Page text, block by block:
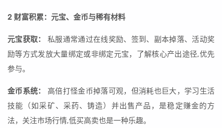
2 财富积累：元宝、金币与稀有材料
元宝获取：
私服通常通过在线奖励、签到、副本掉落、活动奖
励等方式发放大量绑定或非绑定元宝，了解核心产出途径,优先
参与。
金币系统：
高倍打怪金币掉落可观，但消耗也巨大，学习生活
技能（如采矿、采药、铸造）并出售产品，是稳定赚金的方
法，关注市场行情,低买高卖也是一种乐趣。